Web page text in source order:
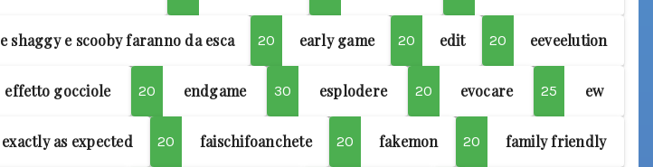
e shaggy e scooby faranno da esca 20 early game 20 edit 20 eeveelution
effetto gocciole 20 endgame 30 esplodere 20 evocare 25 ew
exactly as expected 20 faischifoanchete 20 fakemon 20 family friendly